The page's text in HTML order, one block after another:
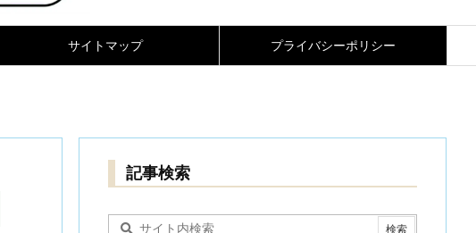
サイトマップ プライバシーポリシー
記事検索